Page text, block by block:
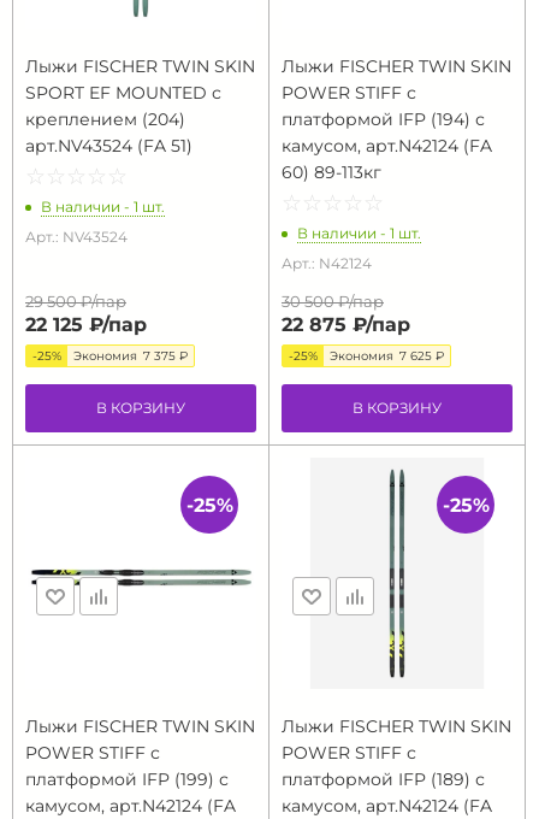
Лыжи FISCHER TWIN SKIN
SPORT EF MOUNTED с
креплением (204)
арт.NV43524 (FA 51)
☆ ☆ ☆ ☆ ☆
★ ★ ★ ★ ★
В наличии - 1 шт.
Арт.: NV43524
29 500 ₽/пар
22 125 ₽/пар
-25% Экономия 7 375 ₽
В КОРЗИНУ
Лыжи FISCHER TWIN SKIN
POWER STIFF с
платформой IFP (194) с
камусом, арт.N42124 (FA
60) 89-113кг
☆ ☆ ☆ ☆ ☆
★ ★ ★ ★ ★
В наличии - 1 шт.
Арт.: N42124
30 500 ₽/пар
22 875 ₽/пар
-25% Экономия 7 625 ₽
В КОРЗИНУ
Лыжи FISCHER TWIN SKIN
POWER STIFF с
платформой IFP (199) с
камусом, арт.N42124 (FA
-25%
Лыжи FISCHER TWIN SKIN
POWER STIFF с
платформой IFP (189) с
камусом, арт.N42124 (FA
-25%